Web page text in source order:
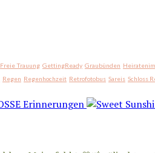
Freie Trauung GettingReady Graubünden
Regen Regenhochzeit Retrofotobus Sareis Schloss